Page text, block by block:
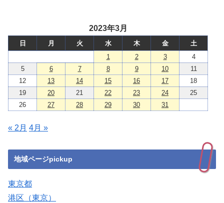
2023年3月
日 月 火 水 木 金
土
1
2 3
4
5
6 7 8 9 10
11
12
13 14 15 16 17
18
19
20 21 22 23 24
25
26
27 28 29 30 31
« 2月 4月 »
地域ページpickup
東京都
港区（東京）